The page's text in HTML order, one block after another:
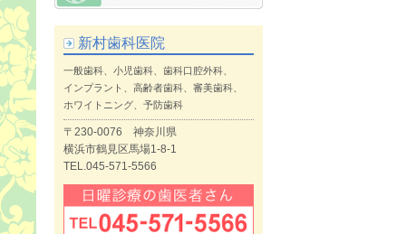
新村歯科医院
一般歯科、小児歯科、歯科口腔外科、
インプラント、高齢者歯科、審美歯科、
ホワイトニング、予防歯科
〒230-0076 神奈川県
横浜市鶴見区馬場1-8-1
TEL.045-571-5566